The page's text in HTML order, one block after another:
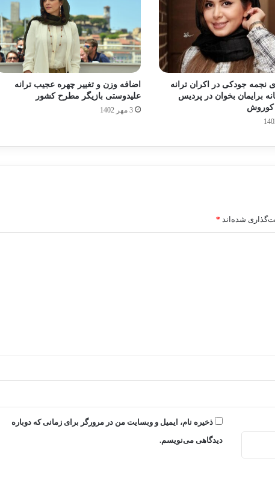
جودکی در اکران ترانه
برایمان بخوان در پردیس
کوروش
اضافه وزن و تغییر چهره عجیب ترانه
علیدوستی بازیگر مطرح کشور
3 مهر 1402
شده‌اند *
ذخیره نام، ایمیل و وبسایت من در مرورگر برای زمانی که دوباره
دیدگاهی می‌نویسم.